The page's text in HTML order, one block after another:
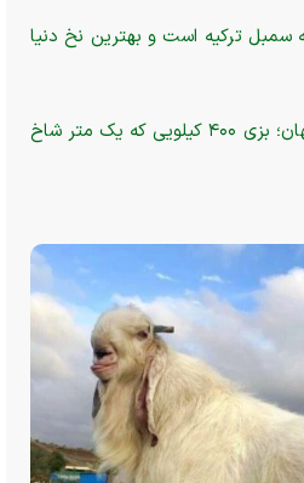
بزی ۲۰۰۰ ساله که سمبل ترکیه است و بهترین نخ دنیا
«بانگو» زیباترین بز کوهی جهان؛ بزی ۴۰۰ کیلویی که یک متر شاخ